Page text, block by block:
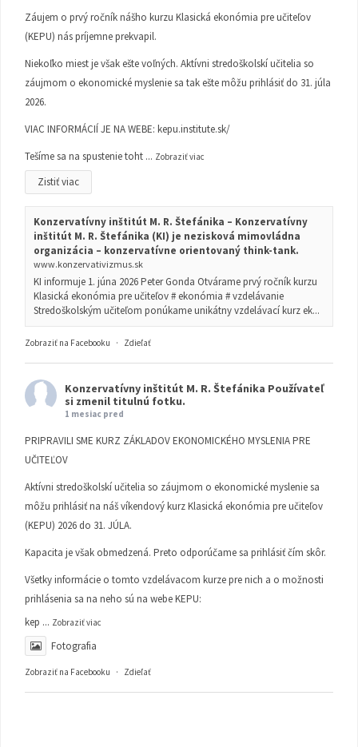
Záujem o prvý ročník nášho kurzu Klasická ekonómia pre učiteľov
(KEPU) nás príjemne prekvapil.
Niekoľko miest je však ešte voľných. Aktívni stredoškolskí učitelia so
záujmom o ekonomické myslenie sa tak ešte môžu prihlásiť do 31. júla
2026.
VIAC INFORMÁCIÍ JE NA WEBE: kepu.institute.sk/
Tešíme sa na spustenie toht ... Zobraziť viac
Zistiť viac
Konzervatívny inštitút M. R. Štefánika – Konzervatívny
inštitút M. R. Štefánika (KI) je nezisková mimovládna
organizácia – konzervatívne orientovaný think-tank.
www.konzervativizmus.sk
KI informuje 1. júna 2026 Peter Gonda Otvárame prvý ročník kurzu
Klasická ekonómia pre učiteľov # ekonómia # vzdelávanie
Stredoškolským učiteľom ponúkame unikátny vzdelávací kurz ek...
Zobraziť na Facebooku · Zdieľať
Konzervatívny inštitút M. R. Štefánika Používateľ
si zmenil titulnú fotku.
1 mesiac pred
PRIPRAVILI SME KURZ ZÁKLADOV EKONOMICKÉHO MYSLENIA PRE
UČITEĽOV
Aktívni stredoškolskí učitelia so záujmom o ekonomické myslenie sa
môžu prihlásiť na náš víkendový kurz Klasická ekonómia pre učiteľov
(KEPU) 2026 do 31. JÚLA.
Kapacita je však obmedzená. Preto odporúčame sa prihlásiť čím skôr.
Všetky informácie o tomto vzdelávacom kurze pre nich a o možnosti
prihlásenia sa na neho sú na webe KEPU:
kep ... Zobraziť viac
Fotografia
Zobraziť na Facebooku · Zdieľať